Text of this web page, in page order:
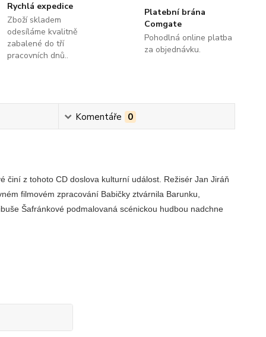
Rychlá expedice
Zboží skladem
odesíláme kvalitně
zabalené do tří
pracovních dnů..
Platební brána
Comgate
Pohodlná online platba
za objednávku.
Komentáře 0
činí z tohoto CD doslova kulturní událost. Režisér Jan Jiráň
filmovém zpracování Babičky ztvárnila Barunku,
Šafránkové podmalovaná scénickou hudbou nadchne